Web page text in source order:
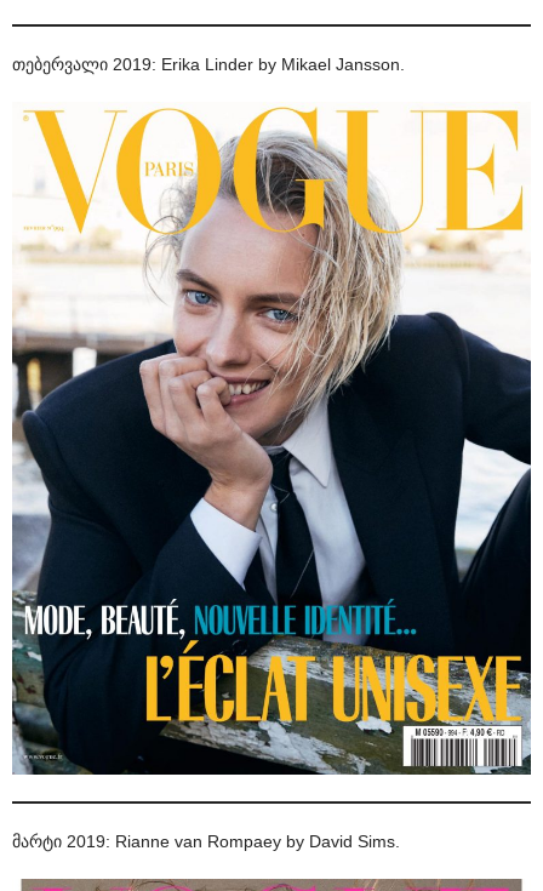
თებერვალი 2019: Erika Linder by Mikael Jansson.
მარტი 2019: Rianne van Rompaey by David Sims.